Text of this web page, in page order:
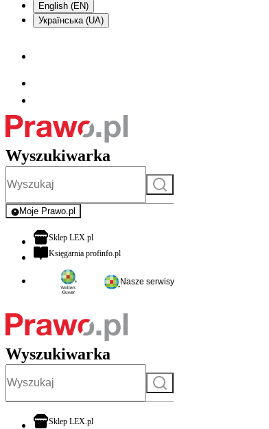
English (EN)
Українська (UA)
Wyszukiwarka
Szukaj
Moje Prawo.pl
- rejestracja i logowanie do serwisu
Sklep LEX.plotwiera się w nowej karcie
Księgarnia profinfo.plotwiera się w nowej karcie
Nasze serwisy
Wyszukiwarka
Szukaj
Sklep LEX.plotwiera się w nowej karcie